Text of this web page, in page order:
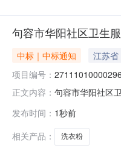
句容市华阳社区卫生
中标｜中标通知 江苏
项目编号：
正文内容： 句容市华阳社区
政区划编码
发布时间： 1秒前
相关产品：
洗衣粉